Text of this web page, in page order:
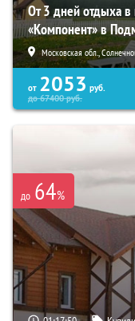
От 3 дней отдыха
«Компонент» в
Московская обл.,
от 2053 руб.
до67400руб.
до 64%